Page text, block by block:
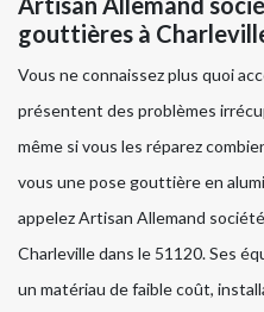
gouttières à
Vous ne connaissez plus quoi
présentent des problèmes
même si vous les réparez
vous une pose gouttière en
appelez Artisan Allemand
Charleville dans le 51120. Ses
un matériau de faible coût,